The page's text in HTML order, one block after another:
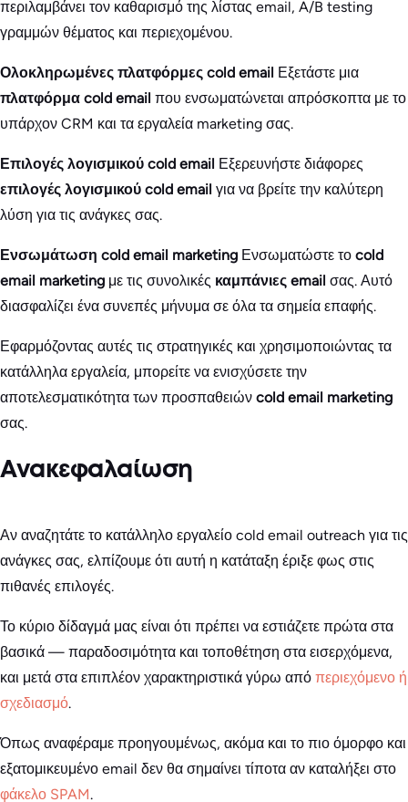
περιλαμβάνει τον καθαρισμό της λίστας email, A/B testing
γραμμών θέματος και περιεχομένου.
Ολοκληρωμένες πλατφόρμες cold email Εξετάστε μια
πλατφόρμα cold email που ενσωματώνεται απρόσκοπτα με το
υπάρχον CRM και τα εργαλεία marketing σας.
Επιλογές λογισμικού cold email Εξερευνήστε διάφορες
επιλογές λογισμικού cold email για να βρείτε την καλύτερη
λύση για τις ανάγκες σας.
Ενσωμάτωση cold email marketing Ενσωματώστε το cold
email marketing με τις συνολικές καμπάνιες email σας. Αυτό
διασφαλίζει ένα συνεπές μήνυμα σε όλα τα σημεία επαφής.
Εφαρμόζοντας αυτές τις στρατηγικές και χρησιμοποιώντας τα
κατάλληλα εργαλεία, μπορείτε να ενισχύσετε την
αποτελεσματικότητα των προσπαθειών cold email marketing
σας.
Ανακεφαλαίωση
Αν αναζητάτε το κατάλληλο εργαλείο cold email outreach για τις
ανάγκες σας, ελπίζουμε ότι αυτή η κατάταξη έριξε φως στις
πιθανές επιλογές.
Το κύριο δίδαγμά μας είναι ότι πρέπει να εστιάζετε πρώτα στα
βασικά — παραδοσιμότητα και τοποθέτηση στα εισερχόμενα,
και μετά στα επιπλέον χαρακτηριστικά γύρω από περιεχόμενο ή
σχεδιασμό.
Όπως αναφέραμε προηγουμένως, ακόμα και το πιο όμορφο και
εξατομικευμένο email δεν θα σημαίνει τίποτα αν καταλήξει στο
φάκελο SPAM.